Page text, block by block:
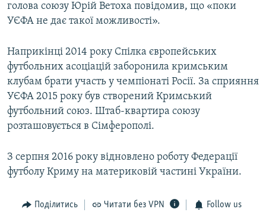
голова союзу Юрій Ветоха повідомив, що «поки
УЄФА не дає такої можливості».
Наприкінці 2014 року Спілка європейських
футбольних асоціацій заборонила кримським
клубам брати участь у чемпіонаті Росії. За сприяння
УЄФА 2015 року був створений Кримський
футбольний союз. Штаб-квартира союзу
розташовується в Сімферополі.
З серпня 2016 року відновлено роботу Федерації
футболу Криму на материковій частині України.
Поділитись Читати без VPN Follow us